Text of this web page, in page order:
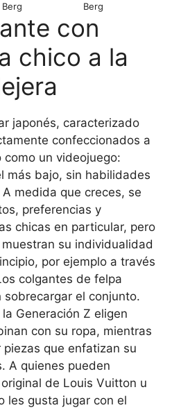
Berg
con
chico a la
japonés, caracterizado
confeccionados a
un videojuego:
más bajo, sin habilidades
medida que creces, se
preferencias y
chicas en particular, pero
su individualidad
por ejemplo a través
colgantes de felpa
sobrecargar el conjunto.
Generación Z eligen
con su ropa, mientras
que enfatizan su
A quienes pueden
de Louis Vuitton u
les gusta jugar con el